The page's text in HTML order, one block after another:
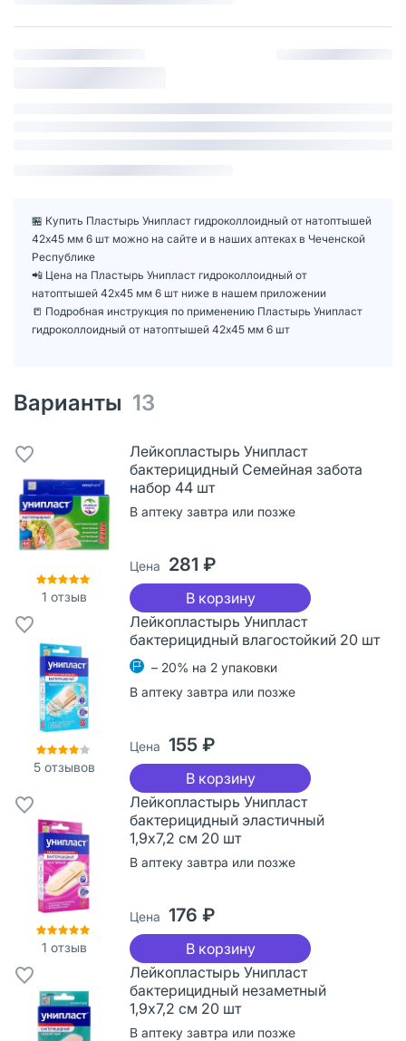
🏪 Купить Пластырь Унипласт гидроколлоидный от натоптышей
42х45 мм 6 шт можно на сайте и в наших аптеках в Чеченской
Республике
📲 Цена на Пластырь Унипласт гидроколлоидный от
натоптышей 42х45 мм 6 шт ниже в нашем приложении
📒 Подробная инструкция по применению Пластырь Унипласт
гидроколлоидный от натоптышей 42х45 мм 6 шт
Варианты 13
1 отзыв
Лейкопластырь Унипласт
бактерицидный Семейная забота
набор 44 шт
В аптеку завтра или позже
Цена 281 ₽
В корзину
5 отзывов
Лейкопластырь Унипласт
бактерицидный влагостойкий 20 шт
– 20% на 2 упаковки
В аптеку завтра или позже
Цена 155 ₽
В корзину
1 отзыв
Лейкопластырь Унипласт
бактерицидный эластичный
1,9х7,2 см 20 шт
В аптеку завтра или позже
Цена 176 ₽
В корзину
Лейкопластырь Унипласт
бактерицидный незаметный
1,9х7,2 см 20 шт
В аптеку завтра или позже